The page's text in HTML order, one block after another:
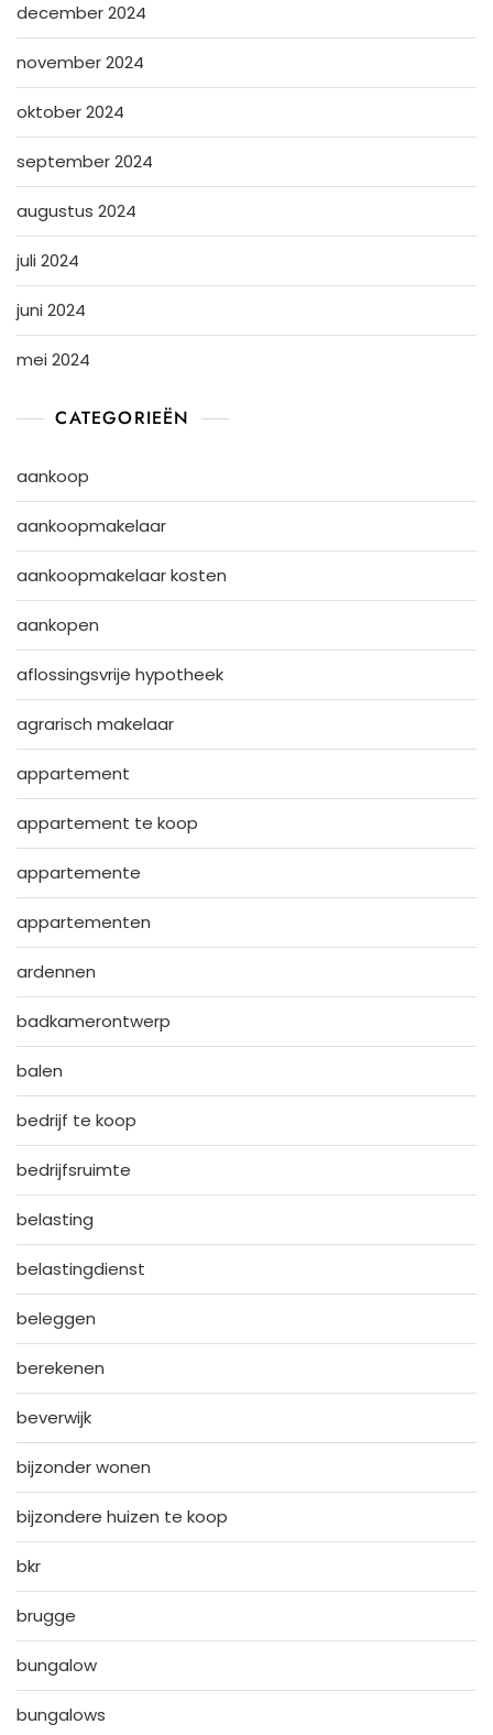
december 2024
november 2024
oktober 2024
september 2024
augustus 2024
juli 2024
juni 2024
mei 2024
CATEGORIEËN
aankoop
aankoopmakelaar
aankoopmakelaar kosten
aankopen
aflossingsvrije hypotheek
agrarisch makelaar
appartement
appartement te koop
appartemente
appartementen
ardennen
badkamerontwerp
balen
bedrijf te koop
bedrijfsruimte
belasting
belastingdienst
beleggen
berekenen
beverwijk
bijzonder wonen
bijzondere huizen te koop
bkr
brugge
bungalow
bungalows